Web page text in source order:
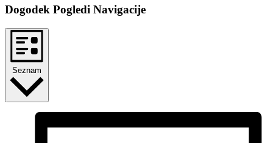
Dogodek Pogledi Navigacije
Seznam